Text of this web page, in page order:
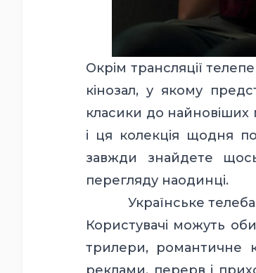
Окрім трансляції
кінозал, у якому
класики до найновіших
і ця колекція щодня
завжди знайдете
перегляду наодинці.
Українське
Користувачі можуть
трилери, романтичне